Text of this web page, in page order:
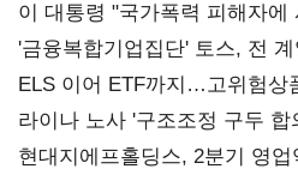
이 대통령 "국가폭력 피해자
진실 밝혀야"
'금융복합기업집단' 토스, 전
ELS 이어 ETF까지…고위험상
라이나 노사 '구조조정 구두 합
현대지에프홀딩스, 2분기 영